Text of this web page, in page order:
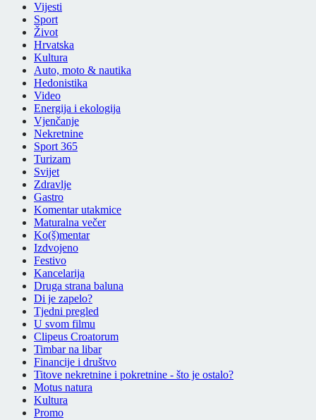
Vijesti
Sport
Život
Hrvatska
Kultura
Auto, moto & nautika
Hedonistika
Video
Energija i ekologija
Vjenčanje
Nekretnine
Sport 365
Turizam
Svijet
Zdravlje
Gastro
Komentar utakmice
Maturalna večer
Ko(š)mentar
Izdvojeno
Festivo
Kancelarija
Druga strana baluna
Di je zapelo?
Tjedni pregled
U svom filmu
Clipeus Croatorum
Timbar na libar
Financije i društvo
Titove nekretnine i pokretnine - što je ostalo?
Motus natura
Kultura
Promo